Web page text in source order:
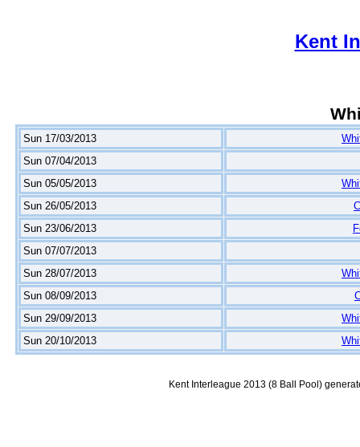
Kent
Sun 17/03/2013
Sun 07/04/2013
Sun 05/05/2013
Sun 26/05/2013
Sun 23/06/2013
Sun 07/07/2013
Sun 28/07/2013
Sun 08/09/2013
Sun 29/09/2013
Sun 20/10/2013
Kent Interleague 2013 (8 Ball Pool)